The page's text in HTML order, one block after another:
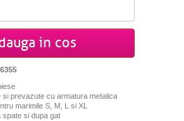
in cos
si prevazute cu armatura metalica
marimile S, M, L si XL
spate si dupa gat